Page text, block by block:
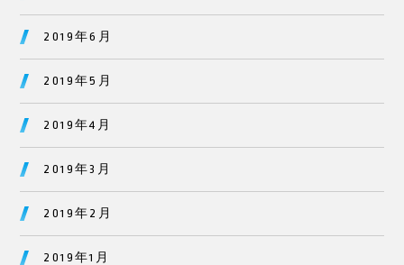
2019年6月
2019年5月
2019年4月
2019年3月
2019年2月
2019年1月